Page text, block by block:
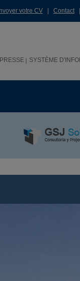
votre CV Contact
SYSTÈME